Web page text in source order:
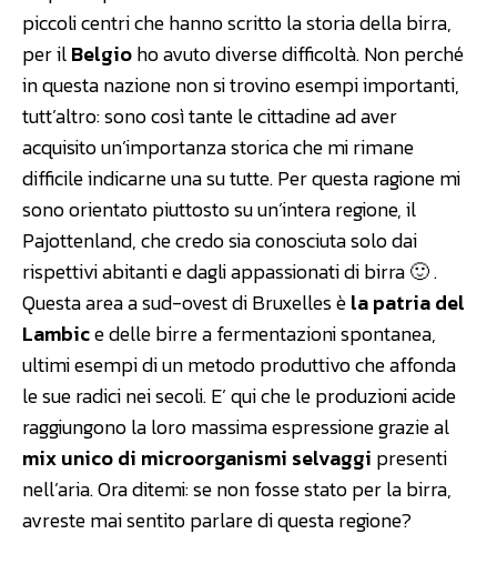
piccoli centri che hanno scritto la storia della birra,
per ilBelgioho avuto diverse difficoltà. Non perché
in questa nazione non si trovino esempi importanti,
tutt’altro: sono così tante le cittadine ad aver
acquisito un’importanza storica che mi rimane
difficile indicarne una su tutte. Per questa ragione mi
sono orientato piuttosto su un’intera regione, il
Pajottenland, che credo sia conosciuta solo dai
rispettivi abitanti e dagli appassionati di birra 🙂 .
Questa area a sud-ovest di Bruxelles èla patria del
Lambice delle birre a fermentazioni spontanea,
ultimi esempi di un metodo produttivo che affonda
le sue radici nei secoli. E’ qui che le produzioni acide
raggiungono la loro massima espressione grazie al
mix unico di microorganismi selvaggi presenti
nell’aria. Ora ditemi: se non fosse stato per la birra,
avreste mai sentito parlare di questa regione?